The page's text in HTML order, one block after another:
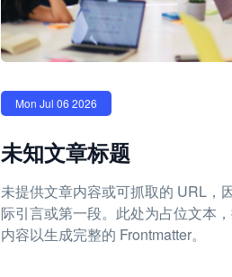
Mon Jul 06 2026
未知文章标题
未提供文章内容或可抓取的 URL，
际引言或第一段。此处为占位文本
内容以生成完整的 Frontmatter。